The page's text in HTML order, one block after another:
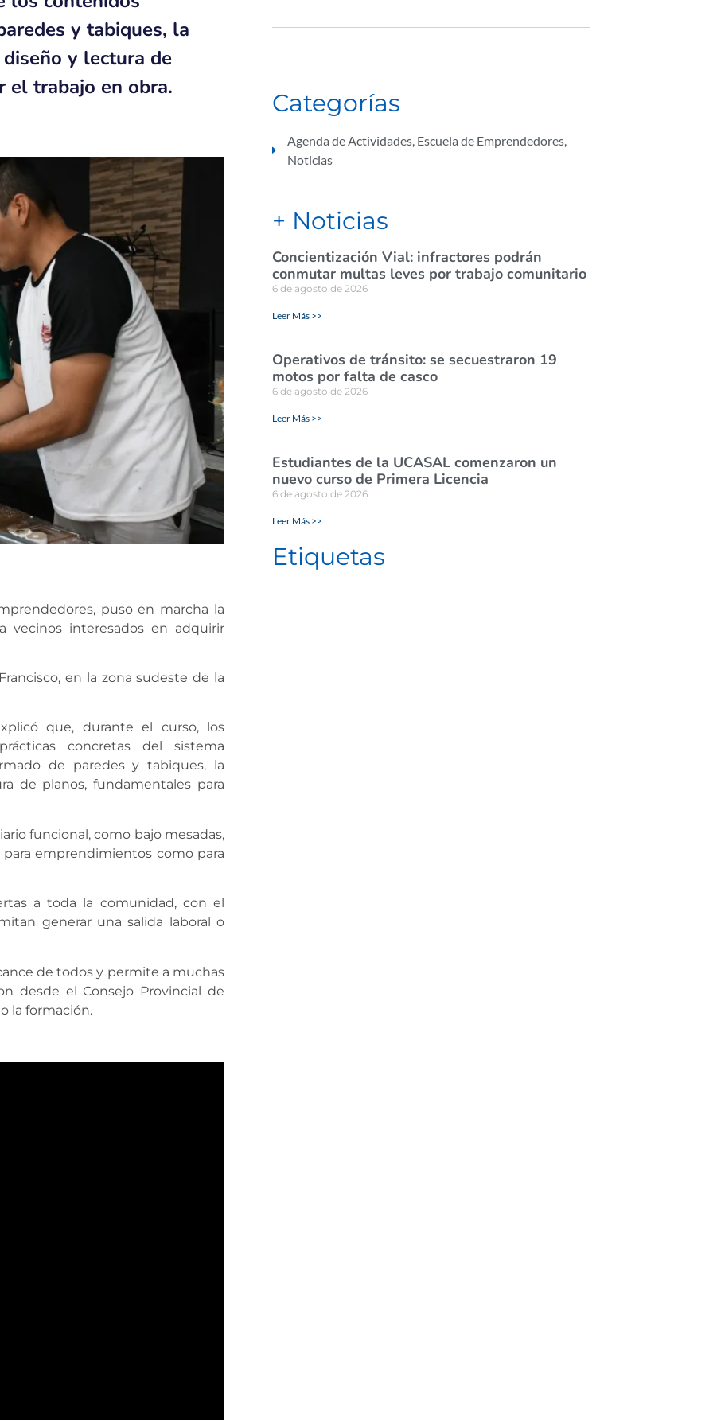
y tabiques, la
y lectura de
el trabajo en obra.
puso en marcha la
vecinos interesados en adquirir
en la zona sudeste de la
que, durante el curso, los
concretas del sistema
de paredes y tabiques, la
de planos, fundamentales para
funcional, como bajo mesadas,
emprendimientos como para
a toda la comunidad, con el
generar una salida laboral o
de todos y permite a muchas
desde el Consejo Provincial de
la formación.
Categorías
Agenda de Actividades, Escuela de Emprendedores,
Noticias
+ Noticias
Concientización Vial: infractores podrán
conmutar multas leves por trabajo comunitario
6 de agosto de 2026
Leer Más >>
Operativos de tránsito: se secuestraron 19
motos por falta de casco
6 de agosto de 2026
Leer Más >>
Estudiantes de la UCASAL comenzaron un
nuevo curso de Primera Licencia
6 de agosto de 2026
Leer Más >>
Etiquetas